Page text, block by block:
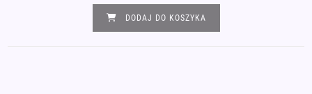
alfabet
Morse'a
DODAJ DO KOSZYKA